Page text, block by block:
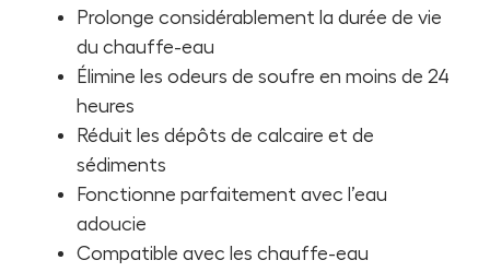
Prolonge considérablement la durée de vie
du chauffe-eau
Élimine les odeurs de soufre en moins de 24
heures
Réduit les dépôts de calcaire et de
sédiments
Fonctionne parfaitement avec l’eau
adoucie
Compatible avec les chauffe-eau